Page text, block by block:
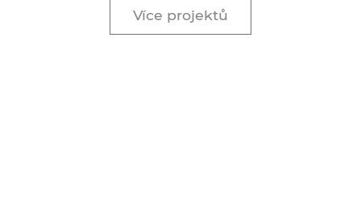
Více projektů